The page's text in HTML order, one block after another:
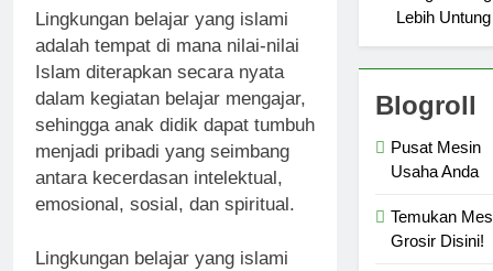
Lingkungan belajar yang islami
adalah tempat di mana nilai-nilai
Islam diterapkan secara nyata
dalam kegiatan belajar mengajar,
sehingga anak didik dapat tumbuh
menjadi pribadi yang seimbang
antara kecerdasan intelektual,
emosional, sosial, dan spiritual.
Lingkungan belajar yang islami
Lebih Untung
Blogroll
Pusat Mesin
Usaha Anda
Temukan
Grosir Disini!